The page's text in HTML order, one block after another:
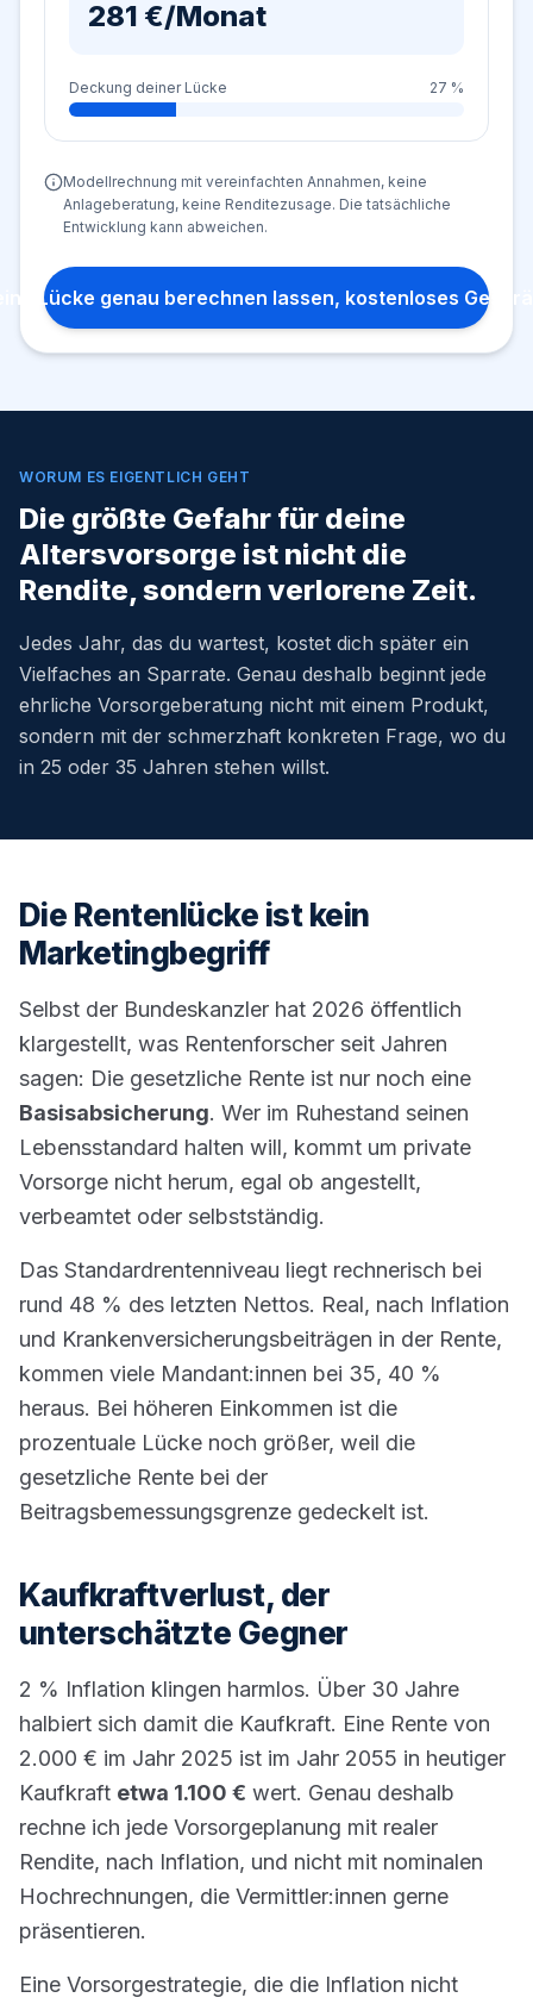
281 €/Monat
Deckung deiner Lücke 27 %
Modellrechnung mit vereinfachten Annahmen, keine
Anlageberatung, keine Renditezusage. Die tatsächliche
Entwicklung kann abweichen.
Lücke genau berechnen lassen, kostenloses
WORUM ES EIGENTLICH GEHT
Die größte Gefahr für deine
Altersvorsorge ist nicht die
Rendite, sondern verlorene Zeit.
Jedes Jahr, das du wartest, kostet dich später ein
Vielfaches an Sparrate. Genau deshalb beginnt jede
ehrliche Vorsorgeberatung nicht mit einem Produkt,
sondern mit der schmerzhaft konkreten Frage, wo du
in 25 oder 35 Jahren stehen willst.
Die Rentenlücke ist kein
Marketingbegriff
Selbst der Bundeskanzler hat 2026 öffentlich
klargestellt, was Rentenforscher seit Jahren
sagen: Die gesetzliche Rente ist nur noch eine
Basisabsicherung. Wer im Ruhestand seinen
Lebensstandard halten will, kommt um private
Vorsorge nicht herum, egal ob angestellt,
verbeamtet oder selbstständig.
Das Standardrentenniveau liegt rechnerisch bei
rund 48 % des letzten Nettos. Real, nach Inflation
und Krankenversicherungsbeiträgen in der Rente,
kommen viele Mandant:innen bei 35, 40 %
heraus. Bei höheren Einkommen ist die
prozentuale Lücke noch größer, weil die
gesetzliche Rente bei der
Beitragsbemessungsgrenze gedeckelt ist.
Kaufkraftverlust, der
unterschätzte Gegner
2 % Inflation klingen harmlos. Über 30 Jahre
halbiert sich damit die Kaufkraft. Eine Rente von
2.000 € im Jahr 2025 ist im Jahr 2055 in heutiger
Kaufkraft etwa 1.100 € wert. Genau deshalb
rechne ich jede Vorsorgeplanung mit realer
Rendite, nach Inflation, und nicht mit nominalen
Hochrechnungen, die Vermittler:innen gerne
präsentieren.
Eine Vorsorgestrategie, die die Inflation nicht